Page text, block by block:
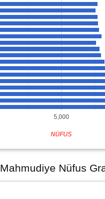
5,000
NÜFUS
Mahmudiye Nüfus